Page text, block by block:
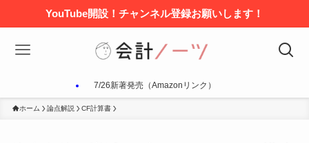
YouTube開設！チャンネル登録お願いします！
7/26新著発売（Amazonリンク）
ホーム 論点解説 CF計算書